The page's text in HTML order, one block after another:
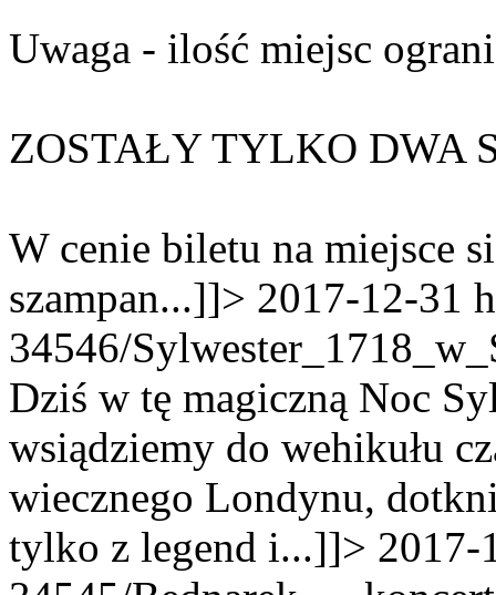
Uwaga - ilość miejsc
ZOSTAŁY TYLKO DWA
W cenie biletu na miejsce
szampan...]]> 2017-12-31
34546/
Dziś w tę magiczną Noc
wsiądziemy do wehikułu
wiecznego Londynu,
tylko z legend i...]]> 2017-